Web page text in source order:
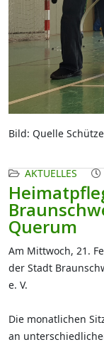
Bild: Quelle
AKTUELLES
Querum
Am Mittwoch, 21.
der Stadt
e. V.
Die monatlichen
an